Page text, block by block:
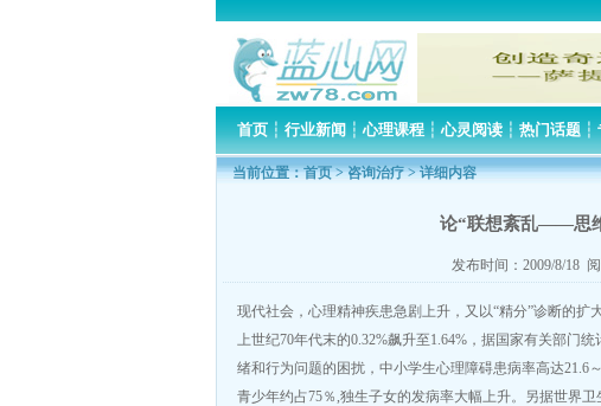
首页 ┆ 行业新闻 ┆ 心理课程 ┆ 心灵阅读 ┆ 热门话题 ┆
当前位置：首页>咨询治疗> 详细内容
论“联想紊乱——思
发布时间：2009/8/18
现代社会，心理精神疾患急剧上升，又以“精分”诊断的
上世纪70年代末的0.32%飙升至1.64%，据国家有关部门
绪和行为问题的困扰，中小学生心理障碍患病率高达21.6
青少年约占75％,独生子女的发病率大幅上升。另据世界